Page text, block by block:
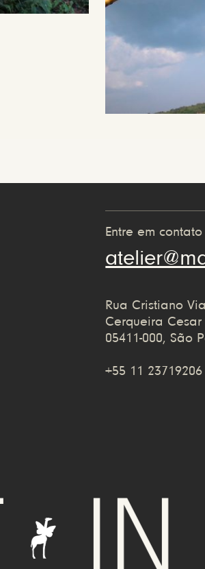
Entre em
Rua Cristiano
Cerqueira Cesar
05411-000, São
+55 11 23719206
IN